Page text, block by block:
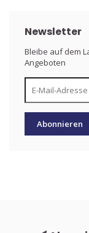
Newsletter
Bleibe auf dem
Angeboten
Abonnieren